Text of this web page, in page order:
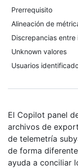
Prerrequisito
Alineación de
Discrepancias entre
Unknown valores
Usuarios
El Copilot panel
archivos de
de telemetría
de forma
ayuda a conciliar